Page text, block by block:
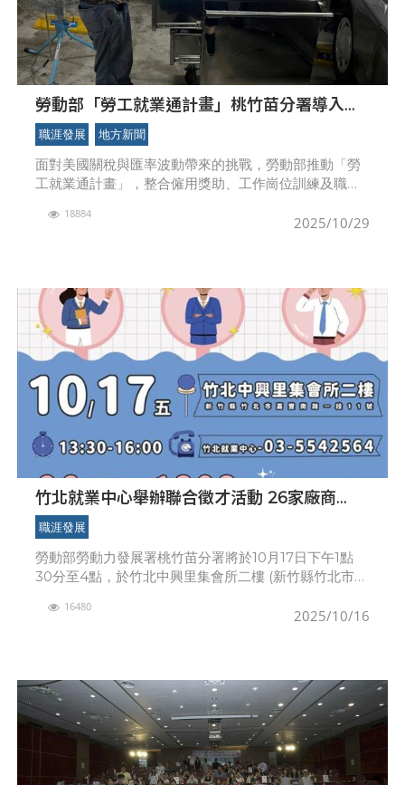
勞動部「勞工就業通計畫」桃竹苗分署導入客
製化輔具助中高齡者延長職涯、提升效益
職涯發展 地方新聞
面對美國關稅與匯率波動帶來的挑戰，勞動部推動「勞
工就業通計畫」，整合僱用獎助、工作崗位訓練及職務
長職涯，勞動力發展署桃竹苗分署運用「推動職務再設
2025/10/29
18884
竹北就業中心舉辦聯合徵才活動 26家廠商
1,393個工作機會
職涯發展
勞動部勞動力發展署桃竹苗分署將於10月17日下午1點
30分至4點，於竹北中興里集會所二樓 (新竹縣竹北市嘉
動」，本場活動集結兆赫電子、台灣矽科宏晟、2025/10/16
16480